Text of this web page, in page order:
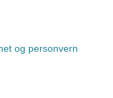
og personvern